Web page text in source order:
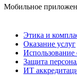
Мобильное
Этика и
Оказание услуг
Использование
Защита
ИТ